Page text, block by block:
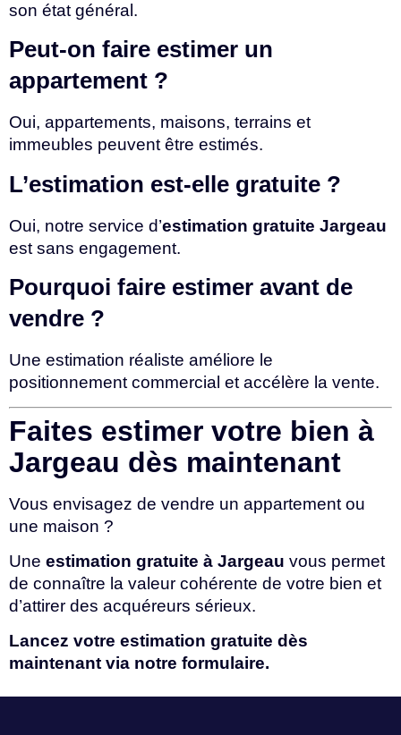
son état général.
Peut-on faire estimer un
appartement ?
Oui, appartements, maisons, terrains et
immeubles peuvent être estimés.
L’estimation est-elle gratuite ?
Oui, notre service d’estimation gratuite Jargeau
est sans engagement.
Pourquoi faire estimer avant de
vendre ?
Une estimation réaliste améliore le
positionnement commercial et accélère la vente.
Faites estimer votre bien à
Jargeau dès maintenant
Vous envisagez de vendre un appartement ou
une maison ?
Une estimation gratuite à Jargeau vous permet
de connaître la valeur cohérente de votre bien et
d’attirer des acquéreurs sérieux.
Lancez votre estimation gratuite dès
maintenant via notre formulaire.